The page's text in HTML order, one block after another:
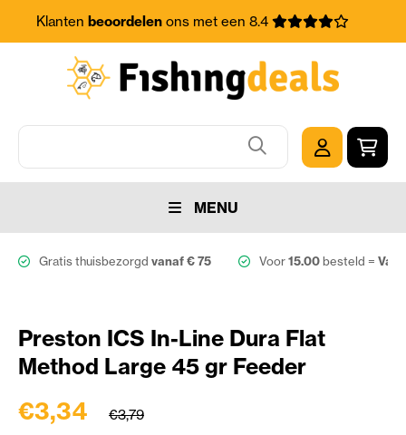
Klanten beoordelenons met een 8.4
MENU
Gratis thuisbezorgd vanaf € 75 Voor15.00besteld =
Preston ICS In-Line Dura Flat
Method Large 45 gr Feeder
€3,34 €3,79